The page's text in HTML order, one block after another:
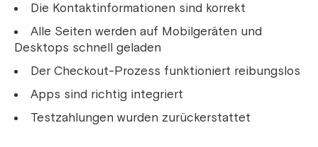
Die Kontaktinformationen sind korrekt
Alle Seiten werden auf Mobilgeräten und
Desktops schnell geladen
Der Checkout-Prozess funktioniert reibungslos
Apps sind richtig integriert
Testzahlungen wurden zurückerstattet